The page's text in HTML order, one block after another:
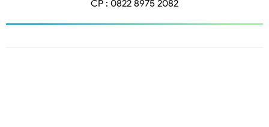
CP : 0822 8975 2082